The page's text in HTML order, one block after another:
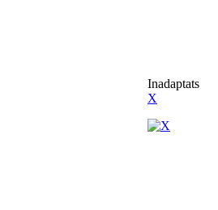
Inadaptats
X